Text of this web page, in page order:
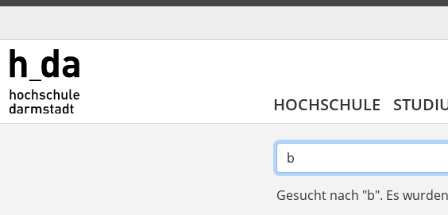
HOCHSCHULE
Gesucht nach "b". Es